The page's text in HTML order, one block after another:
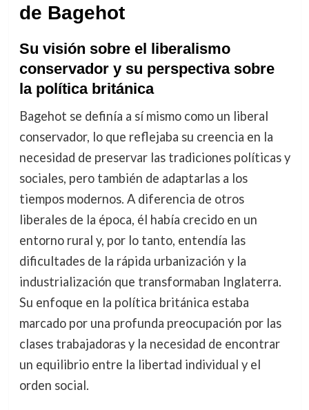
de Bagehot
Su visión sobre el liberalismo
conservador y su perspectiva sobre
la política británica
Bagehot se definía a sí mismo como un liberal
conservador, lo que reflejaba su creencia en la
necesidad de preservar las tradiciones políticas y
sociales, pero también de adaptarlas a los
tiempos modernos. A diferencia de otros
liberales de la época, él había crecido en un
entorno rural y, por lo tanto, entendía las
dificultades de la rápida urbanización y la
industrialización que transformaban Inglaterra.
Su enfoque en la política británica estaba
marcado por una profunda preocupación por las
clases trabajadoras y la necesidad de encontrar
un equilibrio entre la libertad individual y el
orden social.